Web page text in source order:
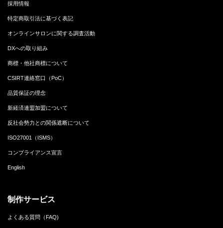
採用情報
特定商取引法に基づく表記
オンラインサロンに関する調査活動
DXへの取り組み
商標・他社商標について
CSIRT連絡窓口（PoC）
品質保証の理念
新経済連盟加盟について
反社会勢力との関係遮断について
ISO27001（ISMS）
コンプライアンス宣言
English
制作サービス
よくある質問（FAQ)